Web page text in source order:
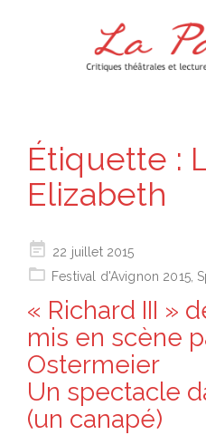
Étiquette :
Elizabeth
Posted
on
22 juillet 2015
Festival d'Avignon 2015,
« Richard III »
mis en scène
Ostermeier
Un spectacle
(un canapé)